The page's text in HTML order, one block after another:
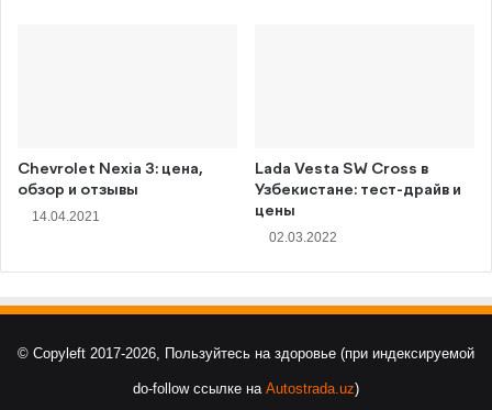
Chevrolet Nexia 3: цена,
обзор и отзывы
14.04.2021
Lada Vesta SW Cross в
Узбекистане: тест-драйв и
цены
02.03.2022
© Copyleft 2017-2026, Пользуйтесь на здоровье (при индексируемой
do-follow ссылке на Autostrada.uz)